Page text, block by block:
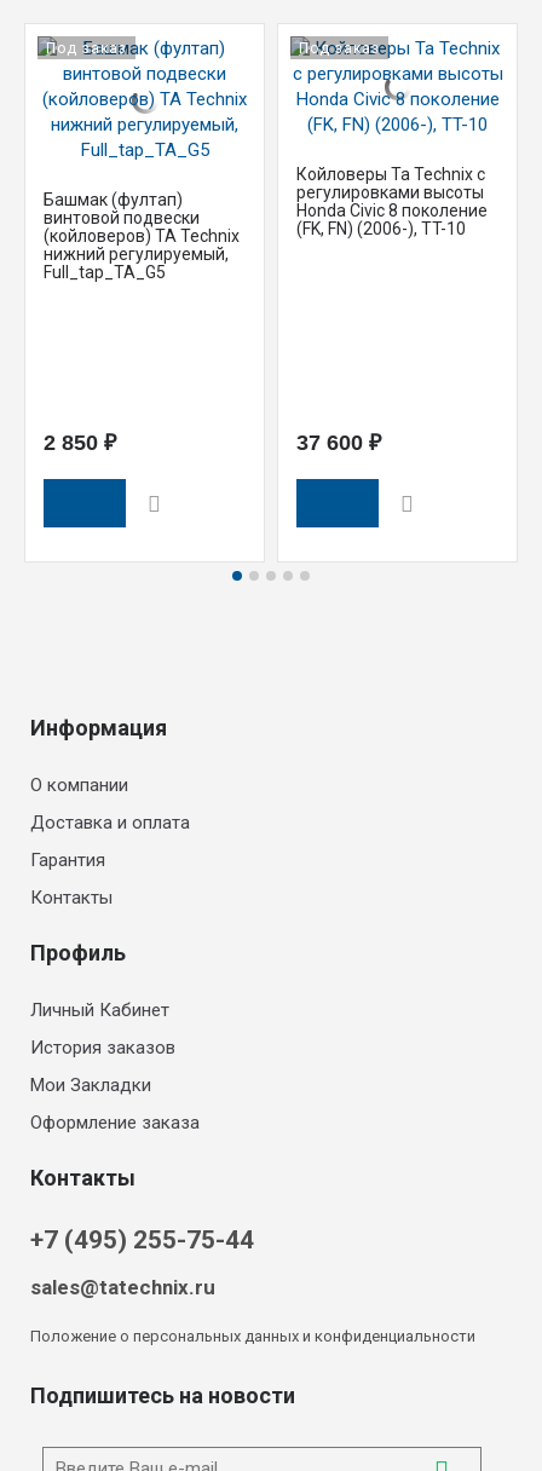
Под заказ
Башмак (фултап)
винтовой подвески
(койловеров) TA Technix
нижний регулируемый,
Full_tap_TA_G5
2 850 ₽
Под заказ
Койловеры Ta Technix с
регулировками высоты
Honda Civic 8 поколение
(FK, FN) (2006-), TT-10
37 600 ₽
Информация
О компании
Доставка и оплата
Гарантия
Контакты
Профиль
Личный Кабинет
История заказов
Мои Закладки
Оформление заказа
Контакты
+7 (495) 255-75-44
sales@tatechnix.ru
Положение о персональных данных и конфиденциальности
Подпишитесь на новости